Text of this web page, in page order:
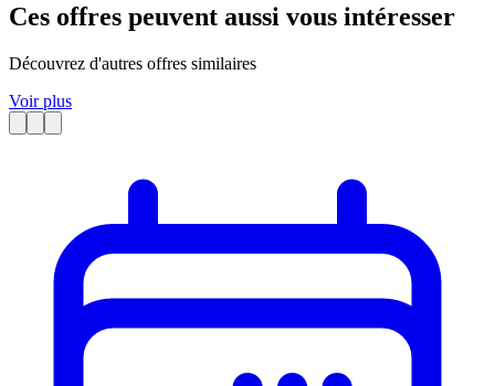
Ces offres peuvent aussi vous intéresser
Découvrez d'autres offres similaires
Voir plus